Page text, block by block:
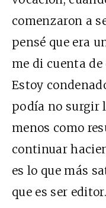
comenzaron a
pensé que era
me di cuenta de
Estoy
podía no surgir
menos como
continuar
es lo que más
que es ser editor.